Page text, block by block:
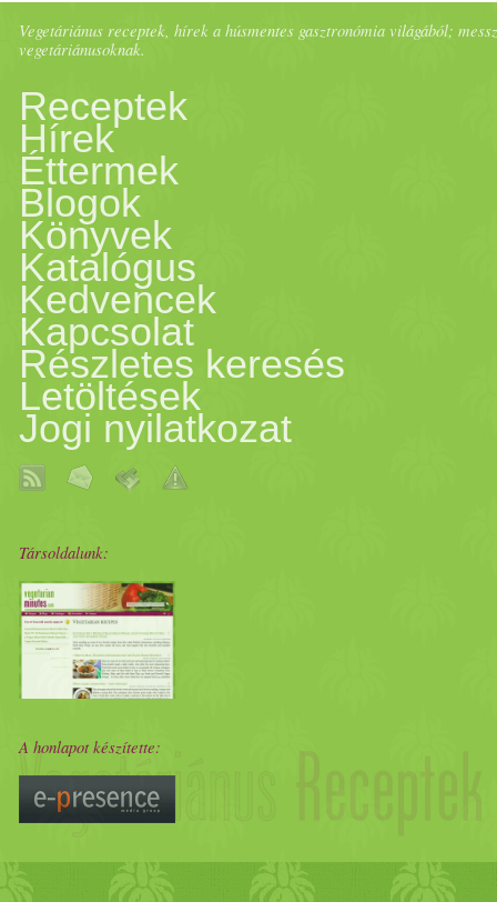
Vegetáriánus receptek, hírek a húsmentes gasztronómia világából;
vegetáriánusoknak.
Receptek
Hírek
Éttermek
Blogok
Könyvek
Katalógus
Kedvencek
Kapcsolat
Részletes keresés
Letöltések
Jogi nyilatkozat
Társoldalunk:
A honlapot készítette: